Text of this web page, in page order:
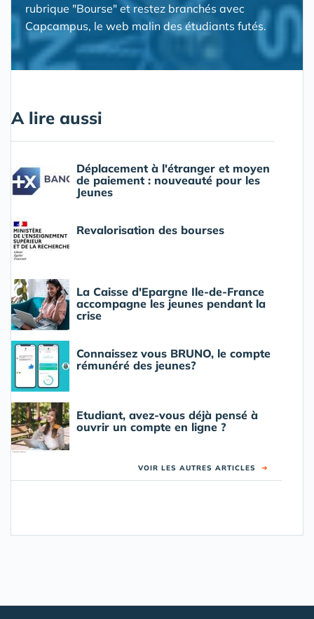
rubrique "Bourse" et restez branchés avec
Capcampus, le web malin des étudiants futés.
A lire aussi
Déplacement à l'étranger et moyen
de paiement : nouveauté pour les
Jeunes
Revalorisation des bourses
La Caisse d'Epargne Ile-de-France
accompagne les jeunes pendant la
crise
Connaissez vous BRUNO, le compte
rémunéré des jeunes?
Etudiant, avez-vous déjà pensé à
ouvrir un compte en ligne ?
VOIR LES AUTRES ARTICLES ➜